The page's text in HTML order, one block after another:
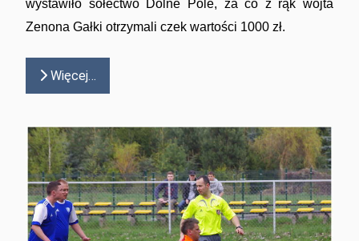
wystawiło sołectwo Dolne Pole, za co z rąk wójta
Zenona Gałki otrzymali czek wartości 1000 zł.
Więcej…